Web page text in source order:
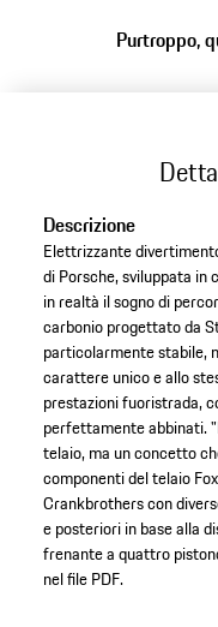
Purtroppo,
Descrizione
Elettrizzante
di Porsche, sviluppata in
in realtà il sogno di
carbonio progettato da
particolarmente stabile,
carattere unico e allo
prestazioni fuoristrada,
perfettamente abbinati.
telaio, ma un concetto
componenti del telaio
Crankbrothers con
e posteriori in base alla
frenante a quattro
nel file PDF.